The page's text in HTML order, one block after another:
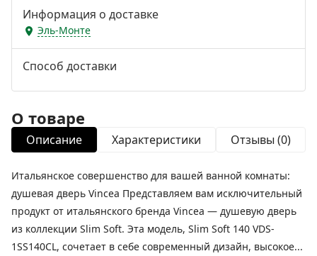
Информация о доставке
Эль-Монте
Способ доставки
О товаре
Описание Характеристики Отзывы (0)
Итальянское совершенство для вашей ванной комнаты:
душевая дверь Vincea Представляем вам исключительный
продукт от итальянского бренда Vincea — душевую дверь
из коллекции Slim Soft. Эта модель, Slim Soft 140 VDS-
1SS140CL, сочетает в себе современный дизайн, высокое...